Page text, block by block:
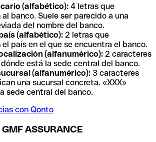
(alfabético): 4 letras que
banco. Suele ser parecido a una
del nombre del banco.
(alfabético): 2 letras que
país en el que se encuentra el banco.
(alfanumérico): 2 caracteres
está la sede central del banco.
(alfanumérico): 3 caracteres
una sucursal concreta. «XXX»
sede central del banco.
con Qonto
ASSURANCE